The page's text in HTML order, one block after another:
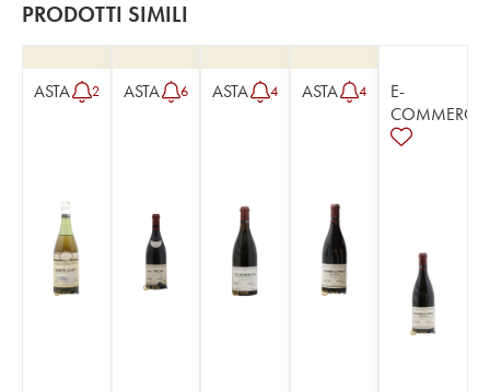
PRODOTTI SIMILI
ASTA 2 ASTA 6 ASTA 4 ASTA 4
E-
COMMERCE